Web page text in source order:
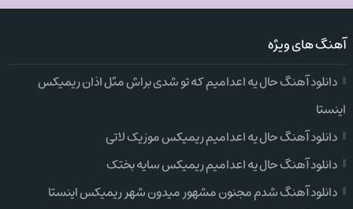
آهنگ های ویژه
دانلود آهنگ حال یه اعدامیم که تو شدی براش مثل اذان ریمیکس
اینستا
دانلود آهنگ حال یه اعدامیم ریمیکس موزیک لاتی
دانلود آهنگ حال یه اعدامیم ریمیکس سایه بختک
دانلود آهنگ شدم مجنون مشهور میدون شهر ریمیکس اینستا